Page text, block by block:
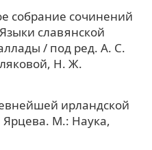
собрание сочинений
славянской
/ под ред. А. С.
Н. Ж.
ирландской
Ярцева. М.: Наука,